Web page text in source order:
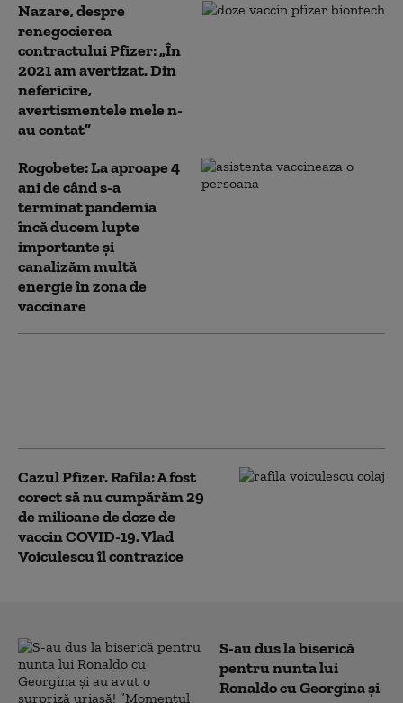
Nazare, despre
renegocierea
contractului Pfizer: „În
2021 am avertizat. Din
nefericire,
avertismentele mele n-
au contat”
Rogobete: La aproape 4
ani de când s-a
terminat pandemia
încă ducem lupte
importante şi
canalizăm multă
energie în zona de
vaccinare
Cazul Pfizer. Rafila: A fost
corect să nu cumpărăm 29
de milioane de doze de
vaccin COVID-19. Vlad
Voiculescu îl contrazice
S-au dus la biserică
pentru nunta lui
Ronaldo cu Georgina și